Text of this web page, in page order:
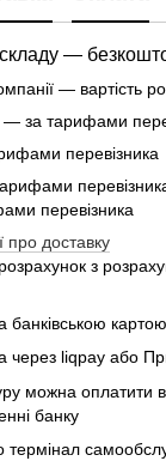
—
— вартість
тарифами
перевізника
перевізника
про доставку
з
банківською картою
через liqpay або
можна оплатити
банку
термінал